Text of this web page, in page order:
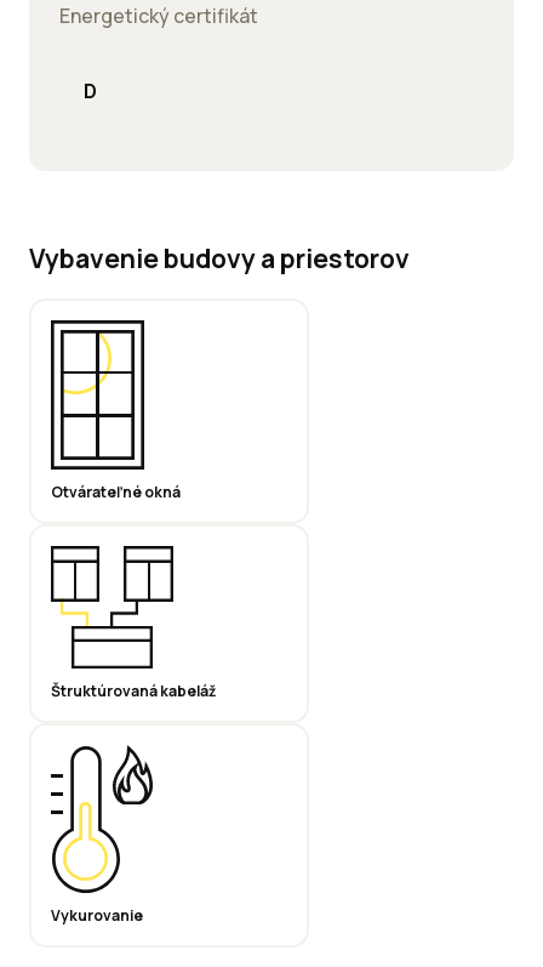
Energetický certifikát
D
Vybavenie budovy a priestorov
Otvárateľné okná
Štruktúrovaná kabeláž
Vykurovanie